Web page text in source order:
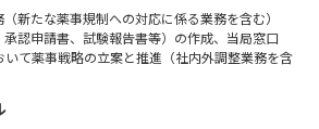
新たな薬事規制への対応に係る業務を含む）
承認申請書、試験報告書等）の作成、当局窓口
いて薬事戦略の立案と推進（社内外調整業務を含